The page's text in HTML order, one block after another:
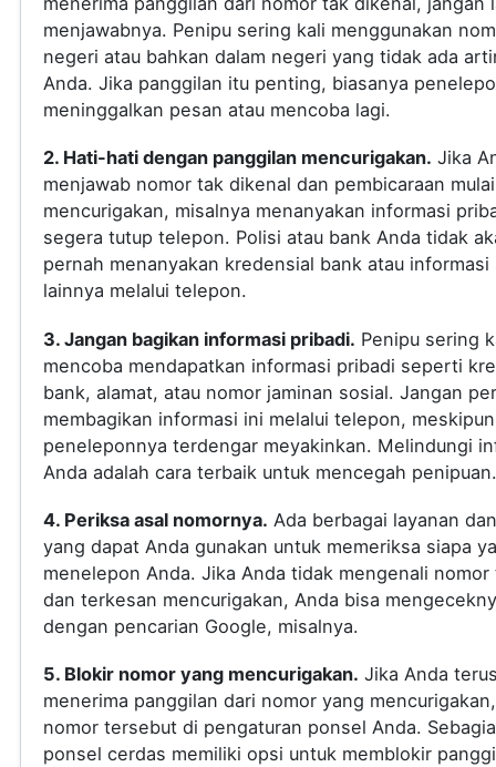
menjawabnya. Penipu sering kali menggunakan
negeri atau bahkan dalam negeri yang tidak ada
Anda. Jika panggilan itu penting, biasanya
meninggalkan pesan atau mencoba lagi.
2. Hati-hati dengan panggilan mencurigakan. Jika
menjawab nomor tak dikenal dan pembicaraan mulai
mencurigakan, misalnya menanyakan informasi
segera tutup telepon. Polisi atau bank Anda tidak
pernah menanyakan kredensial bank atau
lainnya melalui telepon.
3. Jangan bagikan informasi pribadi. Penipu sering
mencoba mendapatkan informasi pribadi seperti
bank, alamat, atau nomor jaminan sosial. Jangan
membagikan informasi ini melalui telepon, meskipun
peneleponnya terdengar meyakinkan. Melindungi
Anda adalah cara terbaik untuk mencegah penipuan.
4. Periksa asal nomornya. Ada berbagai layanan
yang dapat Anda gunakan untuk memeriksa siapa
menelepon Anda. Jika Anda tidak mengenali
dan terkesan mencurigakan, Anda bisa
dengan pencarian Google, misalnya.
5. Blokir nomor yang mencurigakan. Jika Anda
menerima panggilan dari nomor yang
nomor tersebut di pengaturan ponsel Anda.
ponsel cerdas memiliki opsi untuk memblokir